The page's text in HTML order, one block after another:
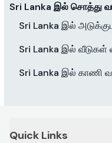
Sri Lanka இல் சொத்து
Sri Lanka இல்
Sri Lanka இல் வீடுகள்
Sri Lanka இல் காணி
Quick Links